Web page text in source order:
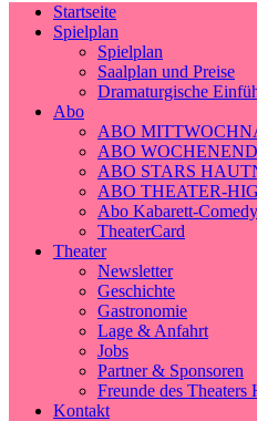
Startseite
Spielplan
Spielplan
Saalplan und Preise
Dramaturgische
Abo
ABO
ABO
ABO STARS
ABO THEATER-
Abo Kabarett-Comedy
TheaterCard
Theater
Newsletter
Geschichte
Gastronomie
Lage & Anfahrt
Jobs
Partner & Sponsoren
Freunde des Theaters
Kontakt